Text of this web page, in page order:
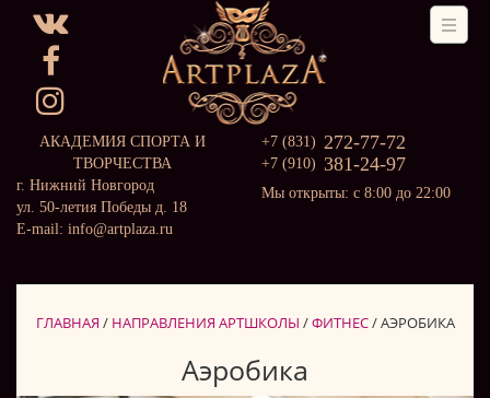
АКАДЕМИЯ СПОРТА И
ТВОРЧЕСТВА
г. Нижний Новгород
ул. 50-летия Победы д. 18
E-mail: info@artplaza.ru
+7 (831) 272-77-72
+7 (910) 381-24-97
Мы открыты: с 8:00 до 22:00
ГЛАВНАЯ / НАПРАВЛЕНИЯ АРТШКОЛЫ /ФИТНЕС/АЭРОБИКА
Аэробика